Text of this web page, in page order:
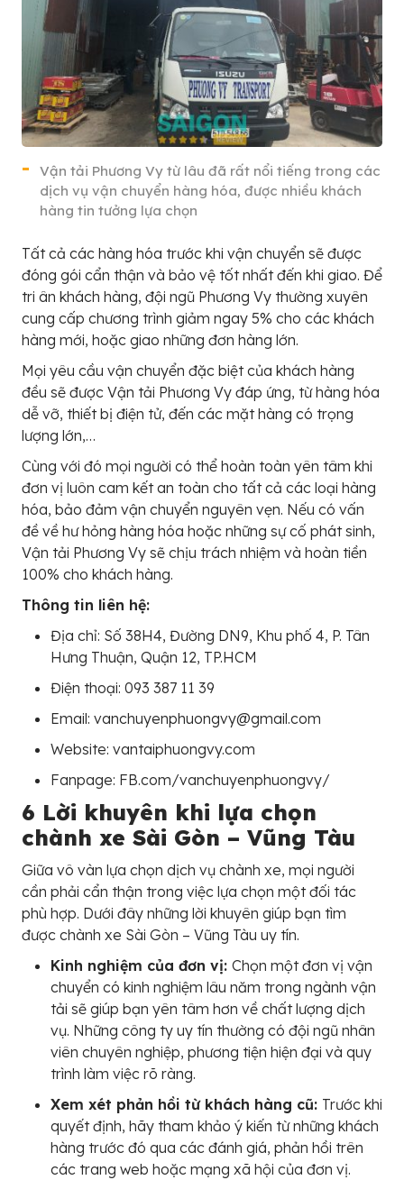
Vận tải Phương Vy từ lâu đã rất nổi tiếng trong các
dịch vụ vận chuyển hàng hóa, được nhiều khách
hàng tin tưởng lựa chọn
Tất cả các hàng hóa trước khi vận chuyển sẽ được
đóng gói cẩn thận và bảo vệ tốt nhất đến khi giao. Để
tri ân khách hàng, đội ngũ Phương Vy thường xuyên
cung cấp chương trình giảm ngay 5% cho các khách
hàng mới, hoặc giao những đơn hàng lớn.
Mọi yêu cầu vận chuyển đặc biệt của khách hàng
đều sẽ được Vận tải Phương Vy đáp ứng, từ hàng hóa
dễ vỡ, thiết bị điện tử, đến các mặt hàng có trọng
lượng lớn,…
Cùng với đó mọi người có thể hoàn toàn yên tâm khi
đơn vị luôn cam kết an toàn cho tất cả các loại hàng
hóa, bảo đảm vận chuyển nguyên vẹn. Nếu có vấn
đề về hư hỏng hàng hóa hoặc những sự cố phát sinh,
Vận tải Phương Vy sẽ chịu trách nhiệm và hoàn tiền
100% cho khách hàng.
Thông tin liên hệ:
Địa chỉ: Số 38H4, Đường DN9, Khu phố 4, P. Tân
Hưng Thuận, Quận 12, TP.HCM
Điện thoại: 093 387 11 39
Email: vanchuyenphuongvy@gmail.com
Website: vantaiphuongvy.com
Fanpage: FB.com/vanchuyenphuongvy/
6 Lời khuyên khi lựa chọn
chành xe Sài Gòn – Vũng Tàu
Giữa vô vàn lựa chọn dịch vụ chành xe, mọi người
cần phải cẩn thận trong việc lựa chọn một đối tác
phù hợp. Dưới đây những lời khuyên giúp bạn tìm
được chành xe Sài Gòn – Vũng Tàu uy tín.
Kinh nghiệm của đơn vị: Chọn một đơn vị vận
chuyển có kinh nghiệm lâu năm trong ngành vận
tải sẽ giúp bạn yên tâm hơn về chất lượng dịch
vụ. Những công ty uy tín thường có đội ngũ nhân
viên chuyên nghiệp, phương tiện hiện đại và quy
trình làm việc rõ ràng.
Xem xét phản hồi từ khách hàng cũ: Trước khi
quyết định, hãy tham khảo ý kiến từ những khách
hàng trước đó qua các đánh giá, phản hồi trên
các trang web hoặc mạng xã hội của đơn vị.